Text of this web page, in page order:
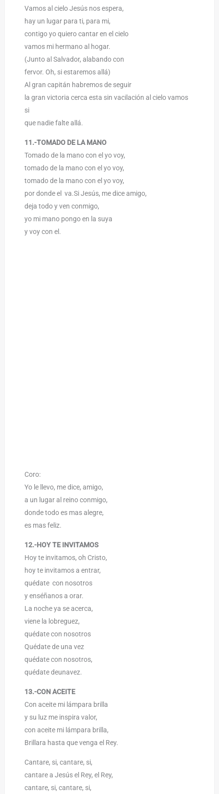
Vamos al cielo Jesús nos espera,
hay un lugar para ti, para mi,
contigo yo quiero cantar en el cielo
vamos mi hermano al hogar.
(Junto al Salvador, alabando con
fervor. Oh, si estaremos allá)
Al gran capitán habremos de seguir
la gran victoria cerca esta sin vacilación al cielo vamos
si
que nadie falte allá.
11.-TOMADO DE LA MANO
Tomado de la mano con el yo voy,
tomado de la mano con el yo voy,
tomado de la mano con el yo voy,
por donde el va.Si Jesús, me dice amigo,
deja todo y ven conmigo,
yo mi mano pongo en la suya
y voy con el.
Coro:
Yo le llevo, me dice, amigo,
a un lugar al reino conmigo,
donde todo es mas alegre,
es mas feliz.
12.-HOY TE INVITAMOS
Hoy te invitamos, oh Cristo,
hoy te invitamos a entrar,
quédate con nosotros
y enséñanos a orar.
La noche ya se acerca,
viene la lobreguez,
quédate con nosotros
Quédate de una vez
quédate con nosotros,
quédate deunavez.
13.-CON ACEITE
Con aceite mi lámpara brilla
y su luz me inspira valor,
con aceite mi lámpara brilla,
Brillara hasta que venga el Rey.
Cantare, si, cantare, si,
cantare a Jesús el Rey, el Rey,
cantare, si, cantare, si,